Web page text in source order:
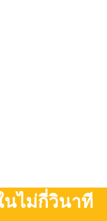
นไม่กี่วินาที